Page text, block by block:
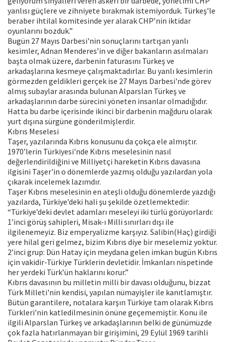
yanlısı güçlere ve zihniyete bırakmak istemiyorduk. Türkeş’le
beraber ihtilal komitesinde yer alarak CHP’nin iktidar
oyunlarını bozduk.”
Bugün 27 Mayıs Darbesi'nin sonuçlarını tartışan yanlı
kesimler, Adnan Menderes’in ve diğer bakanların asılmaları
başta olmak üzere, darbenin faturasını Türkeş ve
arkadaşlarına kesmeye çalışmaktadırlar. Bu yanlı kesimlerin
görmezden geldikleri gerçek ise 27 Mayıs Darbesi'nde görev
almış subaylar arasında bulunan Alparslan Türkeş ve
arkadaşlarının darbe sürecini yöneten insanlar olmadığıdır.
Hatta bu darbe içerisinde ikinci bir darbenin mağduru olarak
yurt dışına sürgüne gönderilmişlerdir.
Kıbrıs Meselesi
Taşer, yazılarında Kıbrıs konusunu da çokça ele almıştır.
1970’lerin Türkiyesi'nde Kıbrıs meselesinin nasıl
değerlendirildiğini ve Milliyetçi hareketin Kıbrıs davasına
ilgisini Taşer'in o dönemlerde yazmış olduğu yazılardan yola
çıkarak incelemek lazımdır.
Taşer Kıbrıs meselesinin en ateşli olduğu dönemlerde yazdığı
yazılarda, Türkiye’deki hali şu şekilde özetlemektedir:
“Türkiye’deki devlet adamları meseleyi iki türlü görüyorlardı:
1’inci görüş sahipleri, Misak-ı Milli sınırları dışı ile
ilgilenemeyiz. Biz emperyalizme karşıyız. Salibin(Haç) girdiği
yere hilal geri gelmez, bizim Kıbrıs diye bir meselemiz yoktur.
2’inci grup: Dün Hatay için meydana gelen imkan bugün Kıbrıs
için vakidir-Türkiye Türklerin devletidir. İmkanları nispetinde
her yerdeki Türk’ün haklarını korur.”
Kıbrıs davasının bu milletin milli bir davası olduğunu, bizzat
Türk Milleti'nin kendisi, yapılan nümayişler ile kanıtlamıştır.
Bütün garantilere, notalara karşın Türkiye tam olarak Kıbrıs
Türkleri'nin katledilmesinin önüne geçememiştir. Konu ile
ilgili Alparslan Türkeş ve arkadaşlarının belki de günümüzde
çok fazla hatırlanmayan bir girişimini, 29 Eylül 1969 tarihli